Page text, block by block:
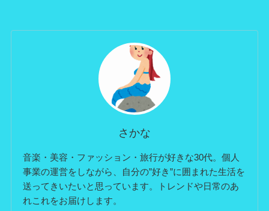
さかな
音楽・美容・ファッション・旅行が好きな30代。個人
事業の運営をしながら、自分の”好き”に囲まれた生活を
送ってきいたいと思っています。トレンドや日常のあ
れこれをお届けします。